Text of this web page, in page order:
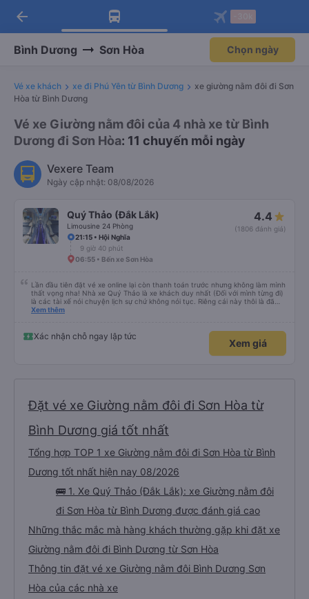
Tải app Vexere ngay!
Nhận ưu đãi thành viên độc
Mở app
Tải app Vexere
-30k/ghế khi đặt vé máy bay qua
Mở app
arrow_back
Bình Dương Sơn Hòa Chọn ngày
Vé xe khách xe đi Phú Yên từ Bình Dương
xe giường nằm đôi đi Sơn
Hòa từ Bình Dương
Vé xe Giường nằm đôi của 4 nhà xe từ Bình
Dương đi Sơn Hòa: 11 chuyến mỗi ngày
Vexere Team
Ngày cập nhật: 08/08/2026
Quý Thảo (Đắk Lắk)
Limousine 24 Phòng
4.4
(1806 đánh giá)
21:15 • Hội Nghĩa
9 giờ 40 phút
06:55 • Bến xe Sơn Hòa
Lần đầu tiên đặt vé xe online lại còn thanh toán trước nhưng không làm mình
thất vọng nha! Nhà xe Quý Thảo là xe khách duy nhất (Đối với mình từng đi)
là các tài xế nói chuyện lịch sự chứ không nói tục. Riêng cái này thôi là đã
đánh giá 5 sao rồi. Chú tài xế còn uống pepsi rất dễ thương chứ không có
Xem thêm
Xác nhận chỗ ngay lập tức
Xem giá
Đặt vé xe Giường nằm đôi đi Sơn Hòa từ
Bình Dương giá tốt nhất
Tổng hợp TOP 1 xe Giường nằm đôi đi Sơn Hòa từ Bình
Dương tốt nhất hiện nay 08/2026
🚌 1. Xe Quý Thảo (Đắk Lắk): xe Giường nằm đôi
đi Sơn Hòa từ Bình Dương được đánh giá cao
Những thắc mắc mà hàng khách thường gặp khi đặt xe
Giường nằm đôi đi Bình Dương từ Sơn Hòa
Thông tin đặt vé xe Giường nằm đôi Bình Dương Sơn
Hòa của các nhà xe